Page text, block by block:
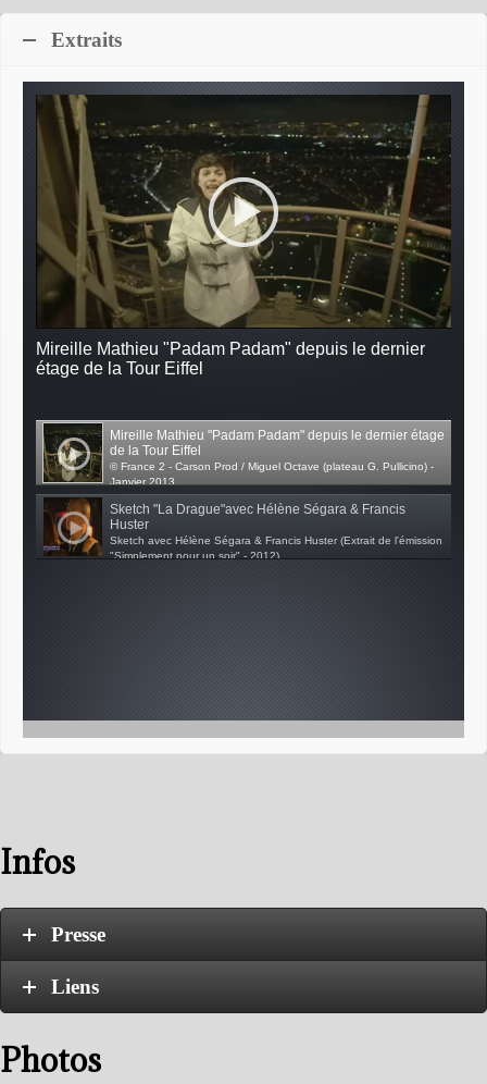
Extraits
Mireille Mathieu "Padam Padam" depuis le dernier
étage de la Tour Eiffel
Mireille Mathieu "Padam Padam" depuis le dernier étage
de la Tour Eiffel
© France 2 - Carson Prod / Miguel Octave (plateau G. Pullicino) -
Janvier 2013
Sketch "La Drague"avec Hélène Ségara & Francis
Huster
Sketch avec Hélène Ségara & Francis Huster (Extrait de l'émission
"Simplement pour un soir" - 2012)
Infos
Presse
Liens
Photos